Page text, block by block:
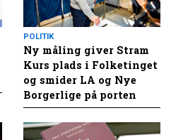
POLITIK
Ny måling giver Stram
Kurs plads i Folketinget
og smider LA og Nye
Borgerlige på porten